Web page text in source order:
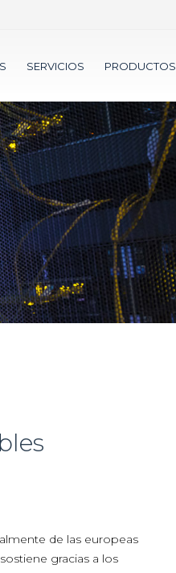
SERVICIOS PRODUCTOS
de las europeas
gracias a los